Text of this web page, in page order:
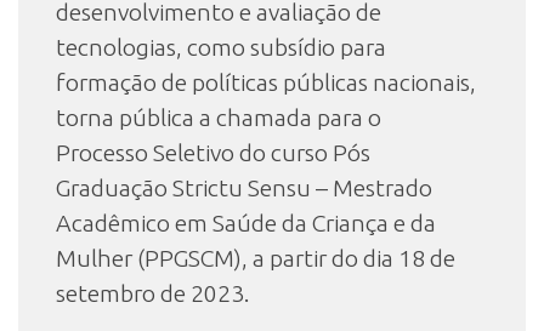
desenvolvimento e avaliação de
tecnologias, como subsídio para
formação de políticas públicas nacionais,
torna pública a chamada para o
Processo Seletivo do curso Pós
Graduação Strictu Sensu – Mestrado
Acadêmico em Saúde da Criança e da
Mulher (PPGSCM), a partir do dia 18 de
setembro de 2023.